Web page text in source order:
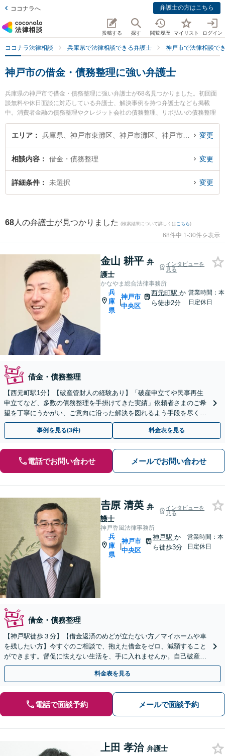
ココナラへ 弁護士の方はこちら
投稿する 探す 閲覧履歴 マイリスト ログイン
ココナラ法律相談 兵庫県で法律相談できる弁護士 神戸市で法律相談で
神戸市の借金・債務整理に強い弁護士
兵庫県の神戸市で借金・債務整理に強い弁護士が68名見つかりました。初回面
談無料や休日面談に対応している弁護士、解決事例を持つ弁護士なども掲載
中。消費者金融の債務整理やクレジット会社の債務整理、リボ払いの債務整理
等の細かな分野での絞り込み検索もでき便利です。特にかなやま総合法律事務
所の金山 耕平弁護士や神戸香風法律事務所の𠮷原 清英弁護士、神戸さきがけ法
今すぐに弁護士に相談したい』『借金・債務整理のトラブル解決の実績豊富な
近くの弁護士を検索したい』『初回相談無料で借金・債務整理を法律相談でき
る神戸市内の弁護士に相談予約したい』などでお困りの相談者さんにおすすめ
エリア 変更
相談内容 借金・債務整理 変更
詳細条件 未選択 変更
68 人の弁護士が見つかりました (検索結果について詳しくは こちら)
68件中 1-30件を表示
金山 耕平 弁
護士
インタビューを
見る
かなやま総合法律事務所
兵
庫
県
|
神戸市
中央区
西元町駅か
ら徒歩2分
営業時間：本
日定休日
借金・債務整理
【​西元町駅1分】【破産管財人の経験あり】「破産申立てや民事再生
申立てなど、多数の債務整理を手掛けてきた実績」依頼者さまのご希
望を丁寧にうかがい、ご意向に沿った解決を図れるよう手段を尽くし
てサポート「法人破産に関わる問題を総合的に解決」
事例を見る(3件) 料金表を見る
電話でお問い合わせ メールでお問い合わせ
𠮷原 清英 弁
護士
インタビューを
見る
神戸香風法律事務所
兵
庫
県
|
神戸市
中央区
神戸駅 か
ら徒歩3分
営業時間：本
日定休日
借金・債務整理
【神戸駅徒歩３分】【借金返済のめどが立たない方／マイホームや車
を残したい方】今すぐのご相談で、抱えた借金をゼロ、減額すること
ができます。督促に怯えない生活を、手に入れませんか。自己破産・
任意整理・個人再生・法人破産に対応。【個室相談】
料金表を見る
電話で面談予約 メールで面談予約
上田 孝治 弁護士